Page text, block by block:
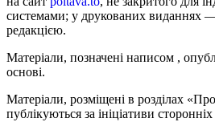
системами; у друкованих виданнях
редакцією.
Матеріали, позначені написом ,
основі.
Матеріали, розміщені в розділах
публікуються за ініціативи